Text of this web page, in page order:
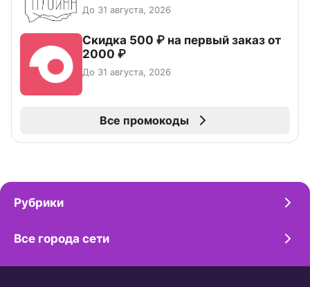
До 31 августа, 2026
Скидка 500 ₽ на первый заказ от
2000 ₽
До 31 августа, 2026
Все промокоды
Рубрики
Все города сети